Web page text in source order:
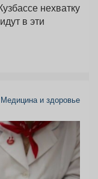
нехватку
в эти
Медицина и здоровье